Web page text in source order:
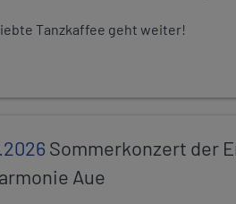
Tanzkaffee geht weiter!
Sommerkonzert der
Aue